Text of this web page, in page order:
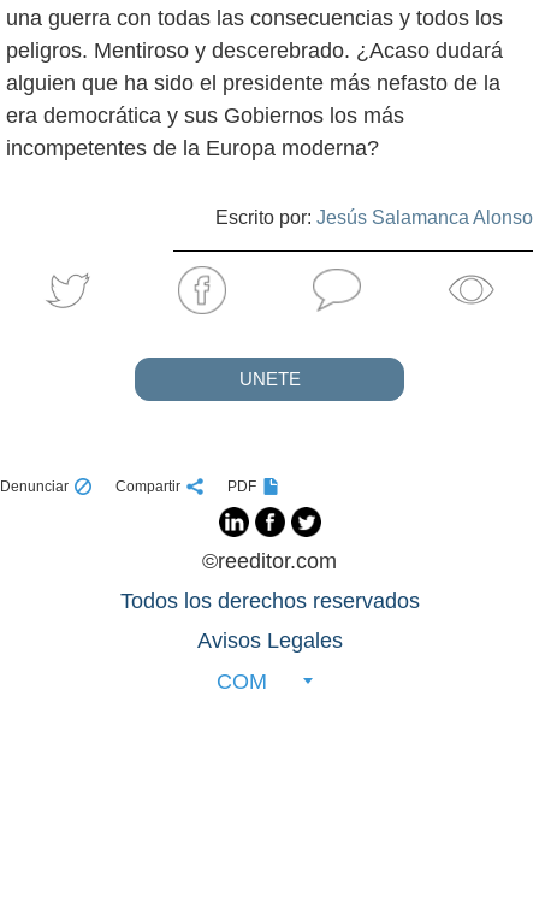
una guerra con todas las consecuencias y todos los
peligros. Mentiroso y descerebrado. ¿Acaso dudará
alguien que ha sido el presidente más nefasto de la
era democrática y sus Gobiernos los más
incompetentes de la Europa moderna?
Escrito por: Jesús Salamanca Alonso
UNETE
Denunciar Compartir PDF
©reeditor.com
Todos los derechos reservados
Avisos Legales